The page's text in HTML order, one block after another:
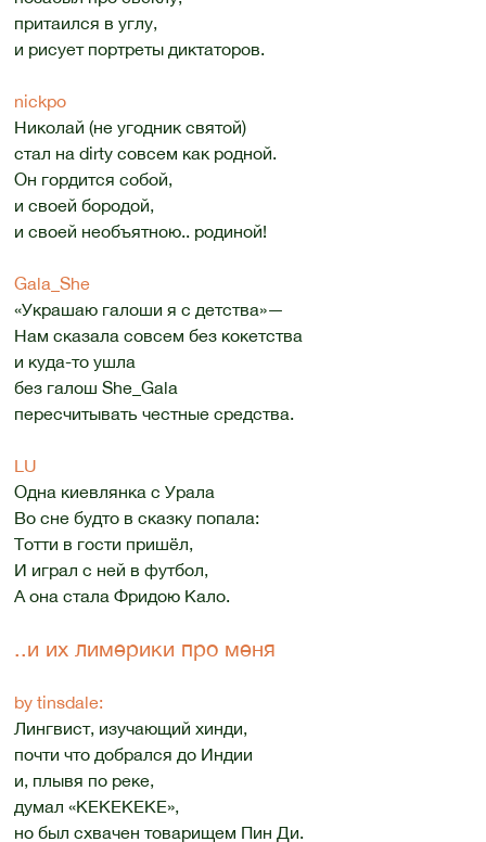
притаился в углу,
и рисует портреты диктаторов.
nickpo
Николай (не угодник святой)
стал на dirty совсем как родной.
Он гордится собой,
и своей бородой,
и своей необъятною.. родиной!
Gala_She
«Украшаю галоши я с детства»—
Нам сказала совсем без кокетства
и куда-то ушла
без галош She_Gala
пересчитывать честные средства.
LU
Одна киевлянка с Урала
Во сне будто в сказку попала:
Тотти в гости пришёл,
И играл с ней в футбол,
А она стала Фридою Кало.
..и их лимерики про меня
by tinsdale:
Лингвист, изучающий хинди,
почти что добрался до Индии
и, плывя по реке,
думал «КЕКЕКЕКЕ»,
но был схвачен товарищем Пин Ди.